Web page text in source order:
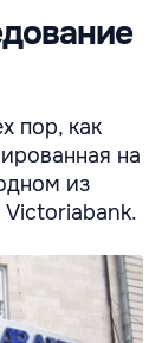
пор, как
на
из